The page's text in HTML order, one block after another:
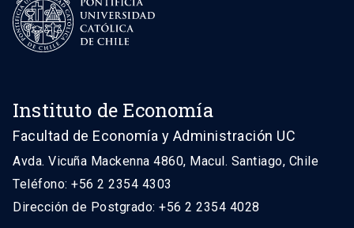
Instituto de Economía
Facultad de Economía y Administración UC
Avda. Vicuña Mackenna 4860, Macul. Santiago, Chile
Teléfono: +56 2 2354 4303
Dirección de Postgrado: +56 2 2354 4028